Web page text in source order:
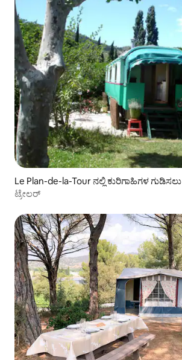
Le Plan-de-la-Tour ನಲ್ಲಿ ಕುರಿಗಾಹಿಗಳ ಗುಡಿಸಲು
ಟ್ರೇಲರ್